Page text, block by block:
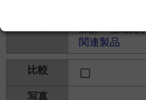
麻酔・生命維
関連製品